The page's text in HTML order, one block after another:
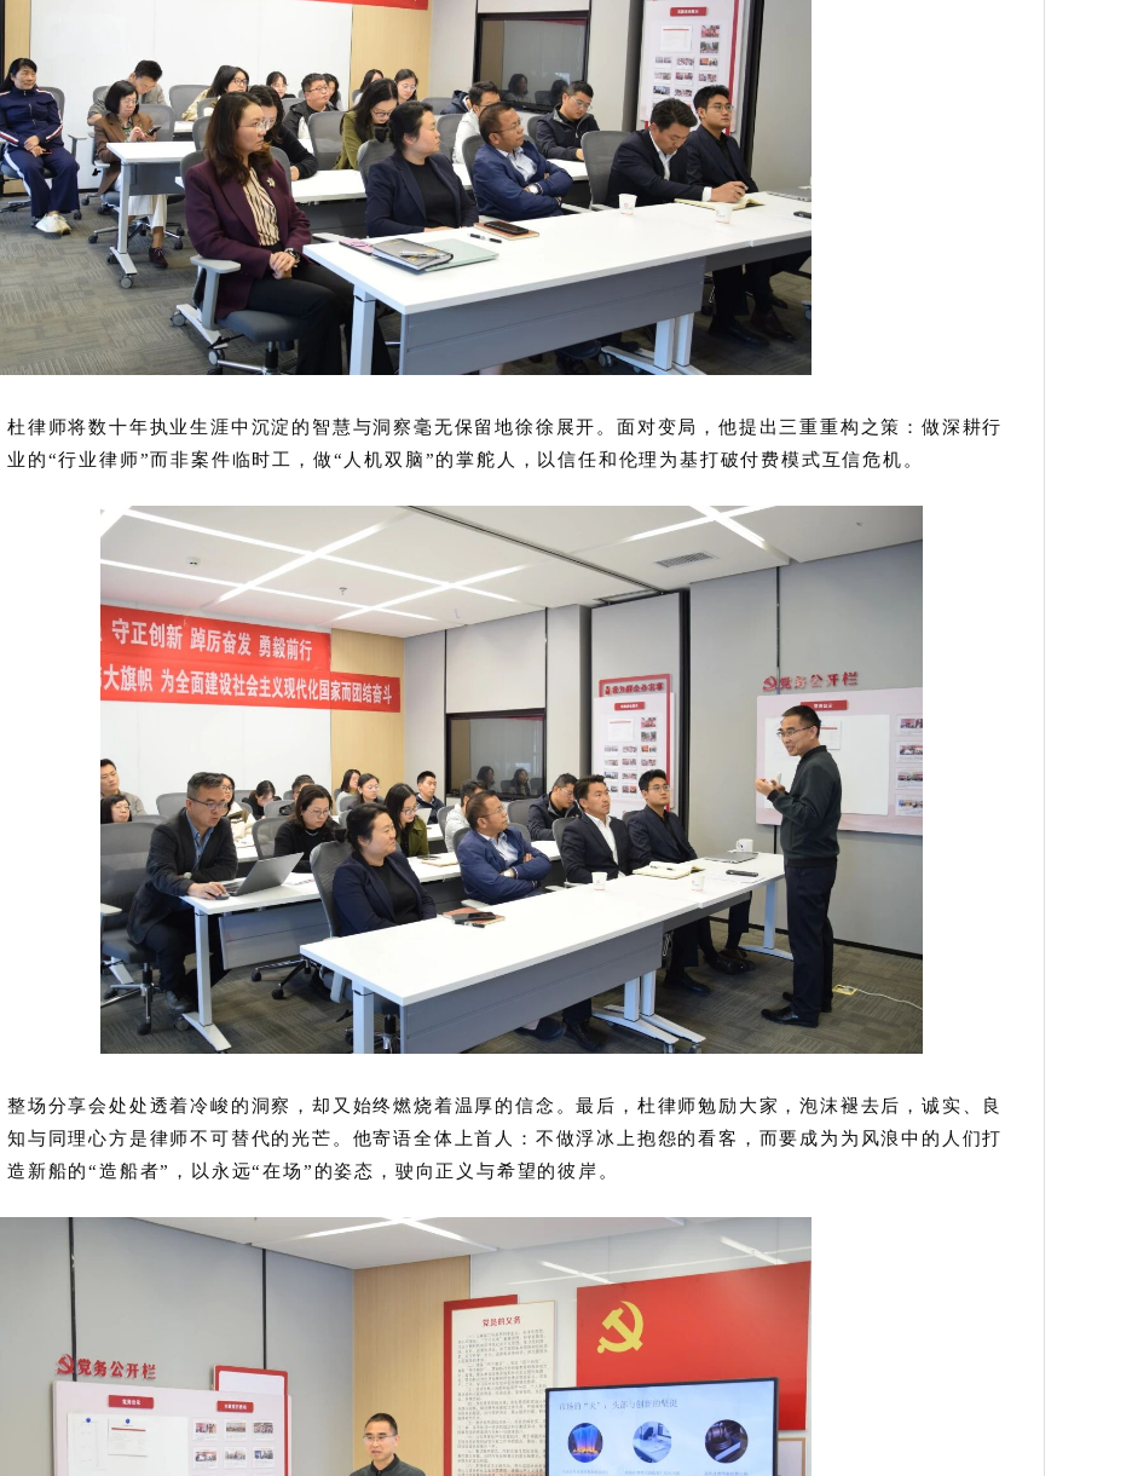
杜律师将数十年执业生涯中沉淀的智慧与洞察毫无保留地徐徐展开。 面对变局，他提出三重重构之策：做深耕行
业的“行业律师”而非案件临时工，做“人机双脑”的掌舵人，以信任和伦理为基打破付费模式互信危机。
整场分享会处处透着冷峻的洞察，却又始终燃烧着温厚的信念。最后，杜律师勉励大家，泡沫褪去后，诚实、良
知与同理心方是律师不可替代的光芒。他寄语全体上首人：不做浮冰上抱怨的看客，而要成为为风浪中的人们打
造新船的“造船者”，以永远“在场”的姿态，驶向正义与希望的彼岸。